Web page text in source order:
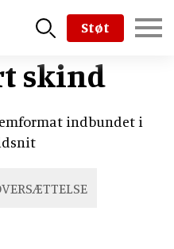
Støt
skind
indbundet i